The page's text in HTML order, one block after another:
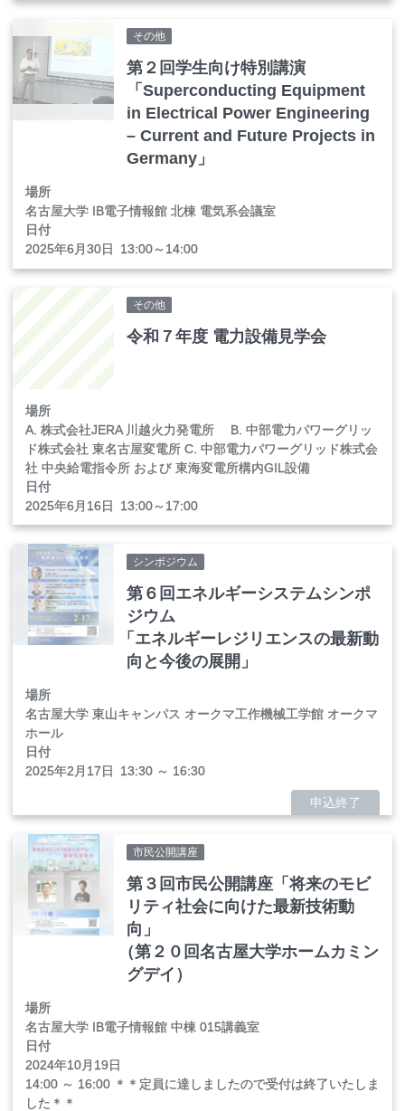
その他
第２回学生向け特別講演
「Superconducting Equipment
in Electrical Power Engineering
– Current and Future Projects in
Germany」
場所
名古屋大学 IB電子情報館 北棟 電気系会議室
日付
2025年6月 30日 13:00～14:00
その他
令和７年度 電力設備見学会
場所
A. 株式会社JERA 川越火力発電所 B. 中部電力パワーグリッ
ド株式会社 東名古屋変電所 C. 中部電力パワーグリッド株式会
社 中央給電指令所 および 東海変電所構内GIL設備
日付
2025年6月 16日 13:00～17:00
シンポジウム
第６回エネルギーシステムシンポ
ジウム
「 エネルギーレジリエンスの最新動
向と今後の展開」
場所
名古屋大学 東山キャンパス オークマ工作機械工学館 オークマ
ホール
日付
2025年2 月 17日 13:30 ～ 16:30
申込終了
市民公開講座
第３回市民公開講座「将来のモビ
リティ社会に向けた最新技術動
向」
（第２０回名古屋大学ホームカミン
グデイ）
場所
名古屋大学 IB電子情報館 中棟 015講義室
日付
2024年10月 19日
14:00 ～ 16:00 ＊＊定員に達しましたので受付は終了いたしま
した＊＊